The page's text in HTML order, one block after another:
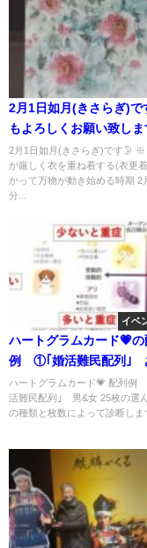
2月1日如月(きさらぎ)で
もよろしくお願い致しま
の絵画は🎨
2月1日如月(きさらぎ)です🌛 ※
が厳しく衣を重ね着する(衣更
かって万物が動き始める時期 2
分...
イベ
ハートグラムカード💗の
例 ①｢婚活難民配列｣
は⁉
ハートグラムカード💗 配列
活難民配列｣ 男&女 25枚の選
の種類と枚数によって診断しま